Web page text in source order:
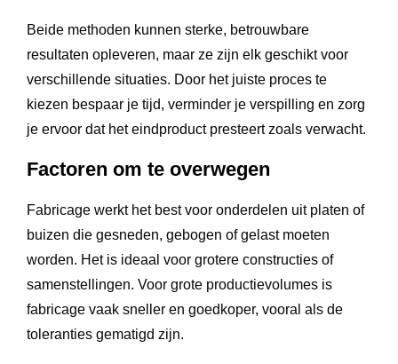
Beide methoden kunnen sterke, betrouwbare
resultaten opleveren, maar ze zijn elk geschikt voor
verschillende situaties. Door het juiste proces te
kiezen bespaar je tijd, verminder je verspilling en zorg
je ervoor dat het eindproduct presteert zoals verwacht.
Factoren om te overwegen
Fabricage werkt het best voor onderdelen uit platen of
buizen die gesneden, gebogen of gelast moeten
worden. Het is ideaal voor grotere constructies of
samenstellingen. Voor grote productievolumes is
fabricage vaak sneller en goedkoper, vooral als de
toleranties gematigd zijn.